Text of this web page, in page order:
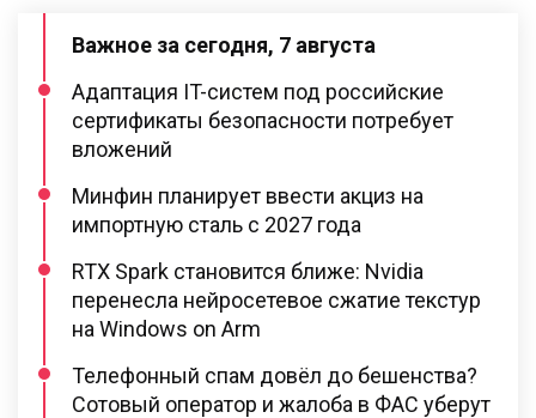
Важное за сегодня, 7 августа
Адаптация IT-систем под российские
сертификаты безопасности потребует
вложений
Минфин планирует ввести акциз на
импортную сталь с 2027 года
RTX Spark становится ближе: Nvidia
перенесла нейросетевое сжатие текстур
на Windows on Arm
Телефонный спам довёл до бешенства?
Сотовый оператор и жалоба в ФАС уберут